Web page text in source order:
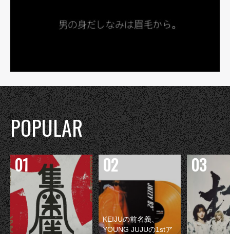
POPULAR
KEIJUの前名義、
YOUNG JUJUの1stア